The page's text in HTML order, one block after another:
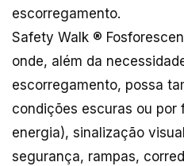
escorregamento.
Safety Walk ®
onde, além da
escorregamento, possa
condições escuras ou por
energia), sinalização
segurança, rampas,